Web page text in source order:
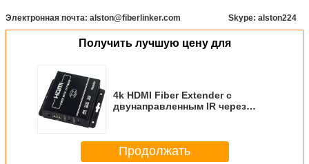
Электронная почта: alston@fiberlinker.com Skype: alston224
Получить лучшую цену для
4k HDMI Fiber Extender с
двунаправленным IR через
Продолжать